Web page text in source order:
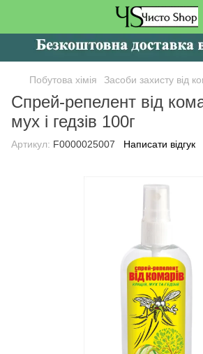
Побутова хімія Засоби захисту від
Спрей-репелент від
мух і гедзів 100г
Артикул: F0000025007 Написати відгук